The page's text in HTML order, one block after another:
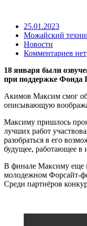
25.01.2023
Можайский
Новости
Комментариев нет
18 января были
при поддержке Фонда
Акимов Максим смог
описывающую
Максиму пришлось
лучших работ
разобраться в его
будущее, работающее в
В финале Максиму еще
молодежном Форсайт-
Среди партнёров